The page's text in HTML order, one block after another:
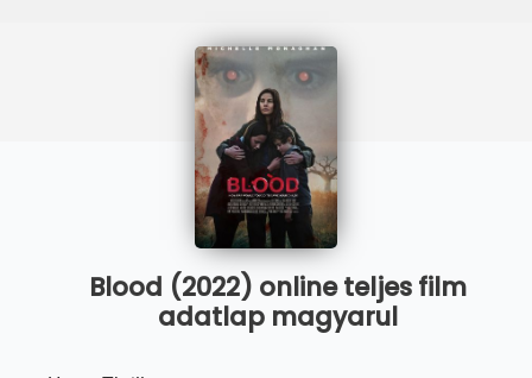
Blood (2022) online teljes film
adatlap magyarul